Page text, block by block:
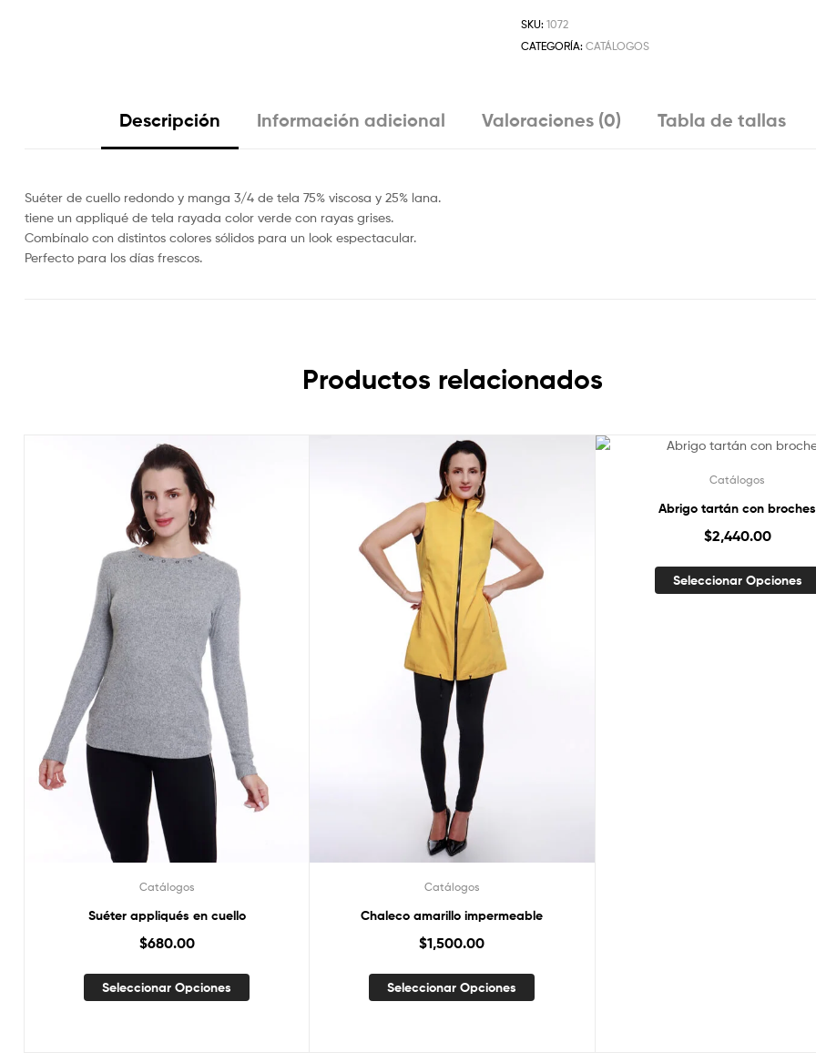
SKU: 1072
CATEGORÍA: CATÁLOGOS
Descripción Información adicional Valoraciones (0) Tabla de tallas
Suéter de cuello redondo y manga 3/4 de tela 75% viscosa y 25% lana.
tiene un appliqué de tela rayada color verde con rayas grises.
Combínalo con distintos colores sólidos para un look espectacular.
Perfecto para los días frescos.
Productos relacionados
Catálogos
Suéter appliqués en cuello
$680.00
Seleccionar Opciones
Catálogos
Chaleco amarillo impermeable
$1,500.00
Seleccionar Opciones
Catálogos
Abrigo tartán con broches
$2,440.00
Seleccionar Opciones